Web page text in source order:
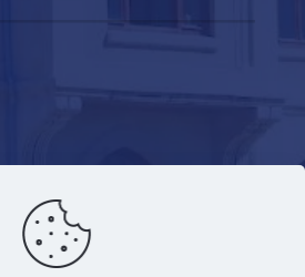
Hacı Bayram Mah. Talatpaşa
Zemin Kat